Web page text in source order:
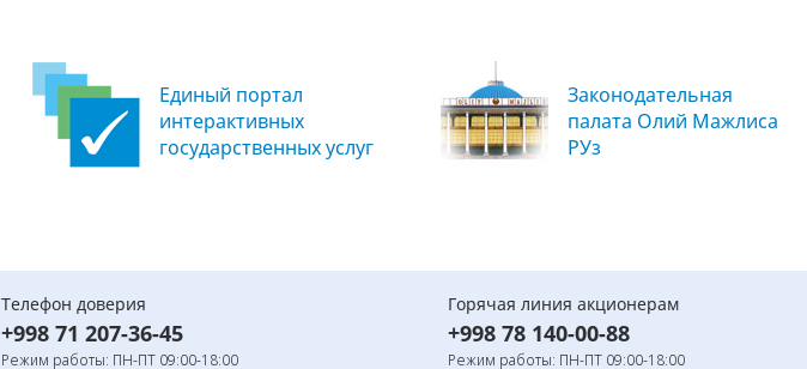
Единый портал
интерактивных
государственных услуг
Законодательная
палата Олий Мажлиса
РУз
Телефон доверия
+998 71 207-36-45
Режим работы: ПН-ПТ 09:00-18:00
Горячая линия акционерам
+998 78 140-00-88
Режим работы: ПН-ПТ 09:00-18:00